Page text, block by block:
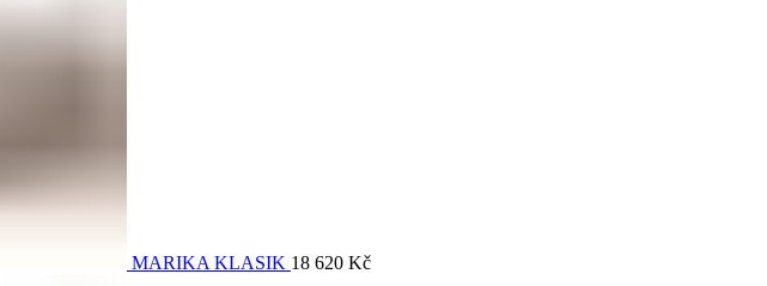
MARIKA KLASIK 18 620 Kč